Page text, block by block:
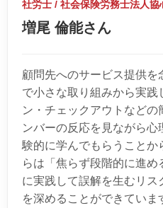
社労士 / 社会保険労務士法人
増尾 倫能さん
顧問先へのサービス提供
で小さな取り組みから実践
ン・チェックアウトなどの
ンバーの反応を見ながら
験的に学んでもらうこと
らは「焦らず段階的に進
に実践して誤解を生むリ
を深めることができてい